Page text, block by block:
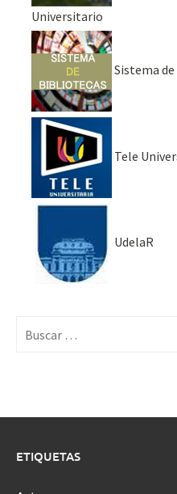
Universitario
Sistema
Tele
UdelaR
ETIQUETAS